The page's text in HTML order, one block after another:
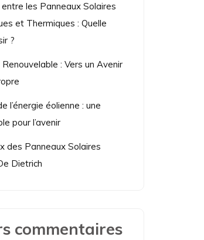
les Panneaux Solaires
et Thermiques : Quelle
?
: Vers un Avenir
l’énergie éolienne : une
pour l’avenir
des Panneaux Solaires
Dietrich
commentaires